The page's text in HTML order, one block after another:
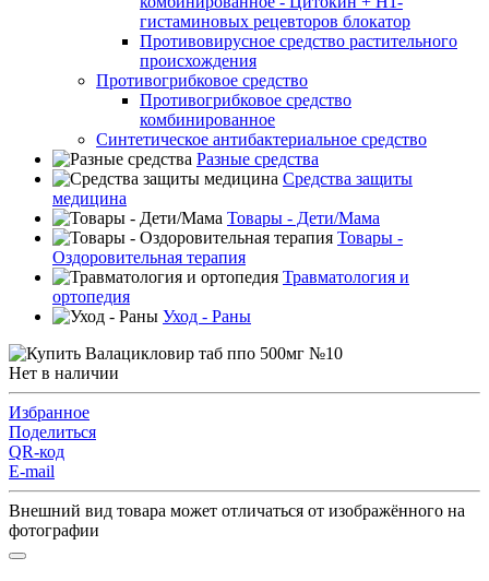
гистаминовых рецевторов блокатор
Противовирусное средство растительного
происхождения
Противогрибковое средство
Противогрибковое средство
комбинированное
Синтетическое антибактериальное средство
Разные средства
Средства защиты
медицина
Товары - Дети/Мама
Товары -
Оздоровительная терапия
Травматология и
ортопедия
Уход - Раны
Нет в наличии
Избранное
Поделиться
QR-код
E-mail
Внешний вид товара может отличаться от изображённого на
фотографии